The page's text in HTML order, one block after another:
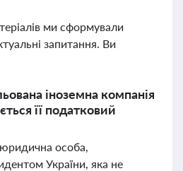
ми сформували
запитання. Ви
іноземна компанія
її податковий
особа,
України, яка не